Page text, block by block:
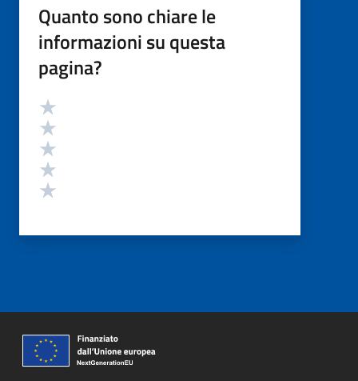
Quanto sono chiare le
informazioni su questa
pagina?
Valutazione